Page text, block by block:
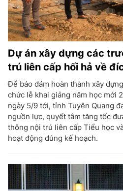
Dự án xây dựng các
trú liên cấp hối hả về
Để bảo đảm hoàn thành xây
chức lễ khai giảng năm học mới
ngày 5/9 tới, tỉnh Tuyên Quang
nguồn lực, quyết tâm tăng tốc
thông nội trú liên cấp Tiểu học
hoạt động đúng kế hoạch.